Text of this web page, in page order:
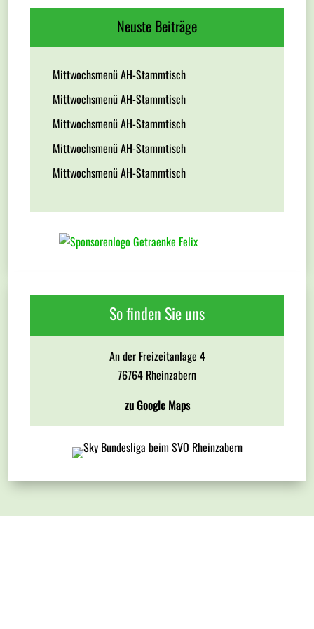
Neuste Beiträge
Mittwochsmenü AH-Stammtisch
Mittwochsmenü AH-Stammtisch
Mittwochsmenü AH-Stammtisch
Mittwochsmenü AH-Stammtisch
Mittwochsmenü AH-Stammtisch
So finden Sie uns
An der Freizeitanlage 4
76764 Rheinzabern
zu Google Maps